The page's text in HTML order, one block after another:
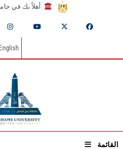
أهلاً بك في
English
القائمة